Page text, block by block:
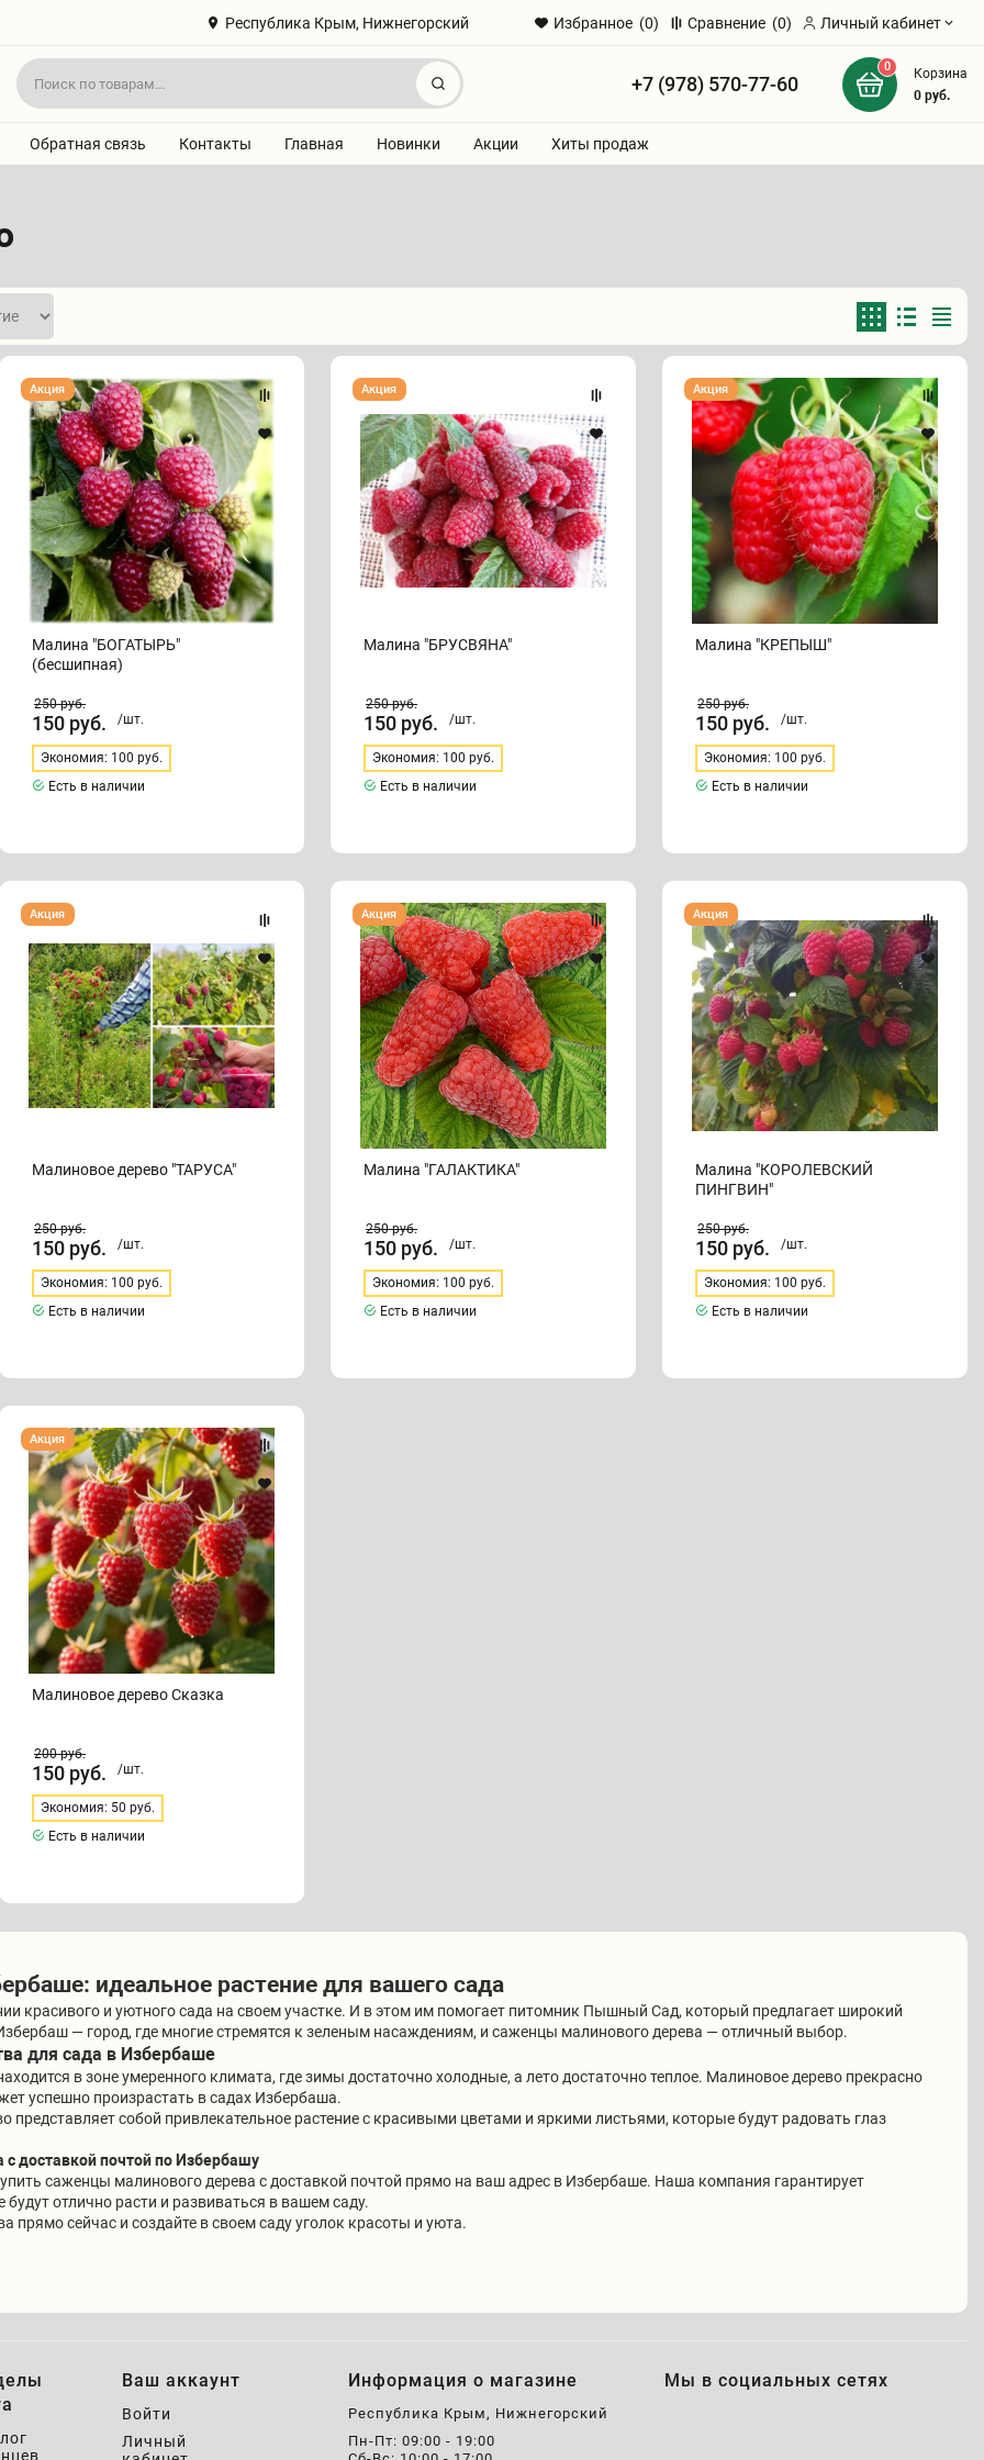
Республика Крым, Нижнегорский Избранное (0) Сравнение (0) Личный кабинет
Найти +7 (978) 570-77-60
0
Корзина
0руб.
Обратная связь Контакты Главная Новинки Акции Хиты продаж
Малина
"БОГАТЫРЬ"
(бесшипная)
Малина "БОГАТЫРЬ"
(бесшипная)
Акция
250руб.
150 руб. /шт.
Экономия: 100 руб.
Есть в наличии
Малина
"БРУСВЯНА"
Малина "БРУСВЯНА"
Акция
250руб.
150 руб. /шт.
Экономия: 100 руб.
Есть в наличии
Малина
"КРЕПЫШ"
Малина "КРЕПЫШ"
Акция
250руб.
150 руб. /шт.
Экономия: 100 руб.
Есть в наличии
Малиновое
дерево
"ТАРУСА"
Малиновое дерево "ТАРУСА"
Акция
250руб.
150 руб. /шт.
Экономия: 100 руб.
Есть в наличии
Малина
"ГАЛАКТИКА"
Малина "ГАЛАКТИКА"
Акция
250руб.
150 руб. /шт.
Экономия: 100 руб.
Есть в наличии
Малина
"КОРОЛЕВСКИЙ
ПИНГВИН"
Малина "КОРОЛЕВСКИЙ
ПИНГВИН"
Акция
250руб.
150 руб. /шт.
Экономия: 100 руб.
Есть в наличии
Малиновое
дерево
Сказка
Малиновое дерево Сказка
Акция
200руб.
150 руб. /шт.
Экономия: 50 руб.
Есть в наличии
идеальное растение для вашего сада
красивого и уютного сада на своем участке. И в этом им помогает питомник Пышный Сад, который предлагает широкий
— город, где многие стремятся к зеленым насаждениям, и саженцы малинового дерева — отличный выбор.
для сада в Избербаше
в зоне умеренного климата, где зимы достаточно холодные, а лето достаточно теплое. Малиновое дерево прекрасно
успешно произрастать в садах Избербаша.
представляет собой привлекательное растение с красивыми цветами и яркими листьями, которые будут радовать глаз
доставкой почтой по Избербашу
саженцы малинового дерева с доставкой почтой прямо на ваш адрес в Избербаше. Наша компания гарантирует
отлично расти и развиваться в вашем саду.
прямо сейчас и создайте в своем саду уголок красоты и уюта.
Ваш аккаунт
Войти
Личный
Информация о магазине
Республика Крым, Нижнегорский
Пн-Пт: 09:00 - 19:00
Мы в социальных сетях